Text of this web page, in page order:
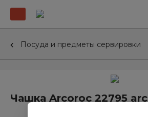
Посуда и предметы сервировки
Чашка Arcoroc 22795 arc